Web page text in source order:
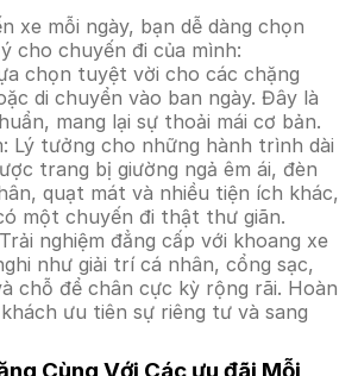
xe mỗi ngày, bạn dễ dàng chọn
cho chuyến đi của mình:
chọn tuyệt vời cho các chặng
di chuyển vào ban ngày. Đây là
mang lại sự thoải mái cơ bản.
Lý tưởng cho những hành trình dài
trang bị giường ngả êm ái, đèn
quạt mát và nhiều tiện ích khác,
một chuyến đi thật thư giãn.
nghiệm đẳng cấp với khoang xe
như giải trí cá nhân, cổng sạc,
chỗ để chân cực kỳ rộng rãi. Hoàn
ưu tiên sự riêng tư và sang